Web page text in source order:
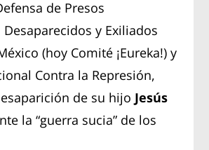
de Presos
y Exiliados
(hoy Comité ¡Eureka!) y
Contra la Represión,
de su hijo Jesús
la “guerra sucia” de los